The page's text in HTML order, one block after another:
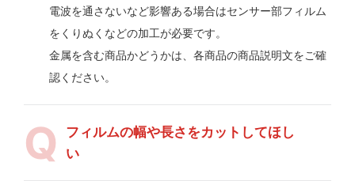
電波を通さないなど影響ある場合はセンサー部フィルム
をくりぬくなどの加工が必要です。
金属を含む商品かどうかは、各商品の商品説明文をご確
認ください。
フィルムの幅や長さをカットしてほし
い